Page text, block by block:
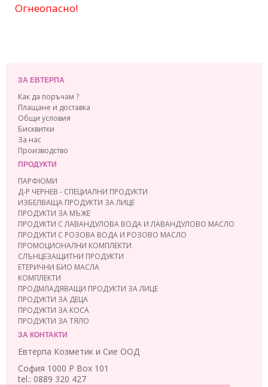
Огнеопасно!
ЗА ЕВТЕРПА
Как да поръчам ?
Плащане и доставка
Общи условия
Бисквитки
За нас
Производство
ПРОДУКТИ
ПАРФЮМИ
Д-Р ЧЕРНЕВ - СПЕЦИАЛНИ ПРОДУКТИ
ИЗБЕЛВАЩА ПРОДУКТИ ЗА ЛИЦЕ
ПРОДУКТИ ЗА МЪЖЕ
ПРОДУКТИ С ЛАВАНДУЛОВА ВОДА И ЛАВАНДУЛОВО МАСЛО
ПРОДУКТИ С РОЗОВА ВОДА И РОЗОВО МАСЛО
ПРОМОЦИОНАЛНИ КОМПЛЕКТИ
СЛЪНЦЕЗАЩИТНИ ПРОДУКТИ
ЕТЕРИЧНИ БИО МАСЛА
КОМПЛЕКТИ
ПРОДМЛАДЯВАЩИ ПРОДУКТИ ЗА ЛИЦЕ
ПРОДУКТИ ЗА ДЕЦА
ПРОДУКТИ ЗА КОСА
ПРОДУКТИ ЗА ТЯЛО
ЗА КОНТАКТИ
Евтерпа Козметик и Сие ООД
София 1000 P Box 101
tel.: 0889 320 427